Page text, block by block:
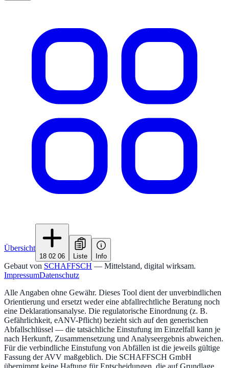
Übersicht
18 02 06 Liste Info
Gebaut von SCHAFFSCH — Mittelstand, digital wirksam.
ImpressumDatenschutz
Alle Angaben ohne Gewähr. Dieses Tool dient der unverbindlichen
Orientierung und ersetzt weder eine abfallrechtliche Beratung noch
eine Deklarationsanalyse. Die regulatorische Einordnung (z. B.
Gefährlichkeit, eANV-Pflicht) bezieht sich auf den generischen
Abfallschlüssel — die tatsächliche Einstufung im Einzelfall kann je
nach Herkunft, Zusammensetzung und Analyseergebnis abweichen.
Für die verbindliche Einstufung von Abfällen ist die jeweils gültige
Fassung der AVV maßgeblich. Die SCHAFFSCH GmbH